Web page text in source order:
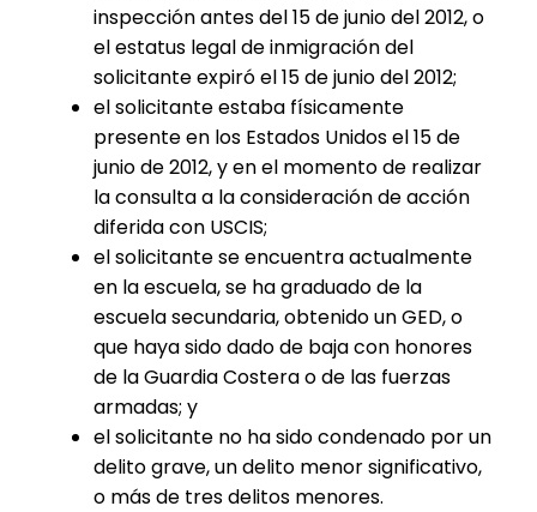
inspección antes del 15 de junio del 2012, o
el estatus legal de inmigración del
solicitante expiró el 15 de junio del 2012;
el solicitante estaba físicamente
presente en los Estados Unidos el 15 de
junio de 2012, y en el momento de realizar
la consulta a la consideración de acción
diferida con USCIS;
el solicitante se encuentra actualmente
en la escuela, se ha graduado de la
escuela secundaria, obtenido un GED, o
que haya sido dado de baja con honores
de la Guardia Costera o de las fuerzas
armadas; y
el solicitante no ha sido condenado por un
delito grave, un delito menor significativo,
o más de tres delitos menores.